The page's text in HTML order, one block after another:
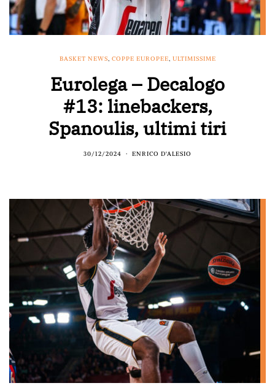
BASKET NEWS, COPPE EUROPEE, ULTIMISSIME
Eurolega – Decalogo
#13: linebackers,
Spanoulis, ultimi tiri
30/12/2024 ENRICO D'ALESIO